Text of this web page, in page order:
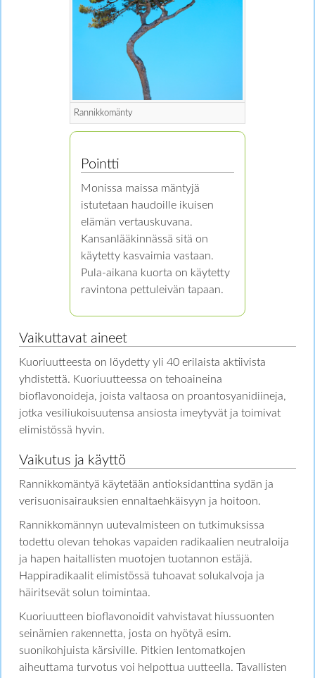
Rannikkomänty
Pointti
Monissa maissa mäntyjä
istutetaan haudoille ikuisen
elämän vertauskuvana.
Kansanlääkinnässä sitä on
käytetty kasvaimia vastaan.
Pula-aikana kuorta on käytetty
ravintona pettuleivän tapaan.
Vaikuttavat aineet
Kuoriuutteesta on löydetty yli 40 erilaista aktiivista
yhdistettä. Kuoriuutteessa on tehoaineina
bioflavonoideja, joista valtaosa on proantosyanidiineja,
jotka vesiliukoisuutensa ansiosta imeytyvät ja toimivat
elimistössä hyvin.
Vaikutus ja käyttö
Rannikkomäntyä käytetään antioksidanttina sydän ja
verisuonisairauksien ennaltaehkäisyyn ja hoitoon.
Rannikkomännyn uutevalmisteen on tutkimuksissa
todettu olevan tehokas vapaiden radikaalien neutraloija
ja hapen haitallisten muotojen tuotannon estäjä.
Happiradikaalit elimistössä tuhoavat solukalvoja ja
häiritsevät solun toimintaa.
Kuoriuutteen bioflavonoidit vahvistavat hiussuonten
seinämien rakennetta, josta on hyötyä esim.
suonikohjuista kärsiville. Pitkien lentomatkojen
aiheuttama turvotus voi helpottua uutteella. Tavallisten